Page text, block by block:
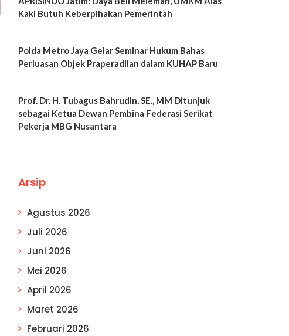
Kaki Butuh Keberpihakan Pemerintah
Polda Metro Jaya Gelar Seminar Hukum Bahas
Perluasan Objek Praperadilan dalam KUHAP Baru
Prof. Dr. H. Tubagus Bahrudin, SE., MM Ditunjuk
sebagai Ketua Dewan Pembina Federasi Serikat
Pekerja MBG Nusantara
Arsip
Agustus 2026
Juli 2026
Juni 2026
Mei 2026
April 2026
Maret 2026
Februari 2026